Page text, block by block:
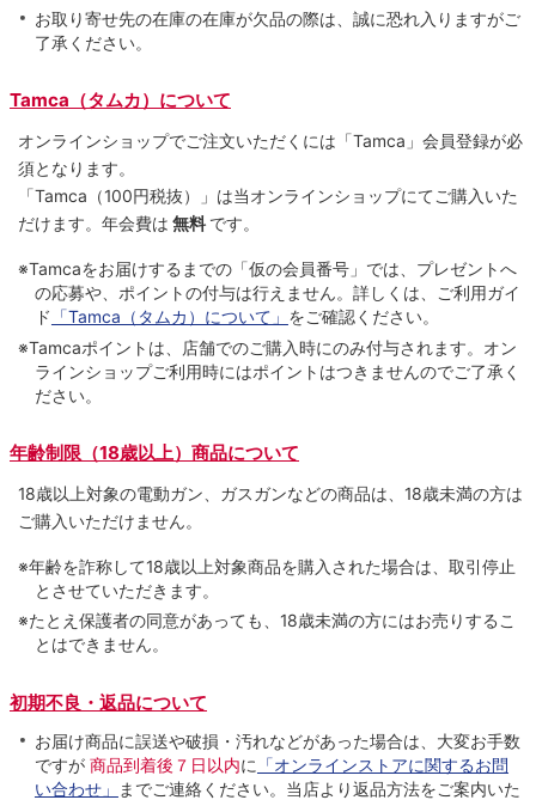
お取り寄せ先の在庫の在庫が欠品の際は、誠に恐れ入りますがご
了承ください。
Tamca（タムカ）について
オンラインショップでご注⽂いただくには「Tamca」会員登録が必
須となります。
「Tamca （100円税抜）
」は当オンラインショップにてご購⼊いた
だけます。 年会費は 無料 です。
※Tamcaをお届けするまでの「仮の会員番号」では、プレゼントへ
の応募や、ポイントの付与は⾏えません。詳しくは、ご利⽤ガイ
ド 「Tamca（タムカ）について」 をご確認ください。
※Tamcaポイントは、店舗でのご購⼊時にのみ付与されます。オン
ラインショップご利用時にはポイントはつきませんのでご了承く
ださい。
年齢制限（18歳以上）商品について
18歳以上対象の電動ガン、ガスガンなどの商品は、18歳未満の方は
ご購入いただけません。
※年齢を詐称して18歳以上対象商品を購入された場合は、取引停止
とさせていただきます。
※たとえ保護者の同意があっても、18歳未満の方にはお売りするこ
とはできません。
初期不良・返品について
お届け商品に誤送や破損・汚れなどがあった場合は、大変お手数
ですが 商品到着後７日以内に 「オンラインストアに関するお問
い合わせ」
までご連絡ください。当店より返品方法をご案内いた